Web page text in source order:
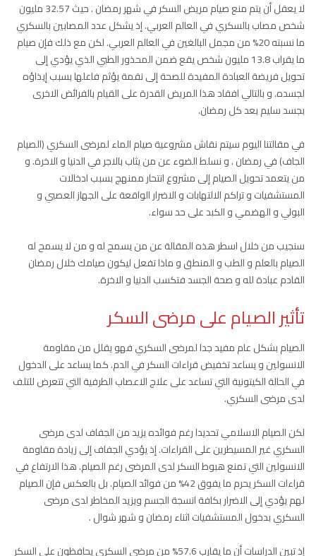
لا يعقل أن يتم منع صيام مريض السكر في شهر رمضان . حيث 32.57 مليون
شخص مصاب بالسكري في العالم العربي. إذ يشكل عدد المصابين بالسكري
ما نسبته 20% من مجمل البالغين في العالم العربي. لكن مع ذلك فإن صيام
ما يقراب 13.8 مليون شخص يقع ضمن المحذور الطبي الذي يؤدي إلى
تحويل فريضة العبادة المفيدة للصحة إلى نقمة يؤثم فاعلها بسبب إيذاؤه
لجسده. و بالتالي افقاد هذا المريض القدرة على القيام بالفرائض الاخرى
بجسد سليم بعد كل رمضان.
في مقالتنا اليوم سيتم نقاش مشروعية صيام الماء لمرضى السكري (الصيام
الجاف) في رمضان . و نسلط الضوء عن من يثاب بالاجر في الدنيا و الاخرة. و
من يتعمد تحويل الصيام إلى مشروع انتحار ممنهج بسبب ادخالات
المستشفيات و تراكم الالتهابات و الاضرار الواقعة على الجهاز العصبي و
البولي و الهضمي و الكبد على حد سواء.
سنجيب من خلال اسطر هذه المقالة عن من يسمح له و من لا يسمح له
الصيام بالعلم و الطب و المنطق و ماذا تفعل ليكون صيامك خلال رمضان
القادم عبادة لله و صحة الجسد فتكسب الدنيا و الاخرة.
تأثير الصيام على مرضى السكر
الصيام بشكل عام مفيد جدا لمرضى السكري فهو يقلل من مقاومة
الانسولين و يساعد تخفيض قراءات السكر في الدم. كما يساعد على الدخول
في الحالة الكيتونية التي تساعد على علاج الاعصاب الطرفية التي تتعرض للتلف
لدى مرضى السكري.
لكن الصيام الاسلامي تحديدا رغم فوائده يزيد من الجفاف لدى مرضى
السكري غير المسيطرين على القراءات. إذ يؤدي الجفاف إلى زيادة مقاومة
الانسولين التي تمنع هبوط السكر لدى المرضى رغم الصيام. هذا الارتفاع في
قراءات السكر يحرم ما يفوق 42% من فوائد الصيام. بل بالعكس فإن الصيام
لهم يؤدي إلى الاضرار بكافة انسجة الجسم ويزيد المخاطر لدى مرضى
السكري بدخول المستشفيات اثناء رمضان و شهر شوال .
إذ تبين الدراسات أن ما يقارب 57.6% من مرضى السكري يحافظون على السكر